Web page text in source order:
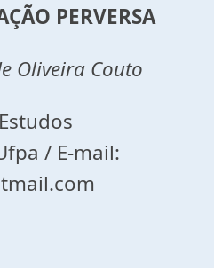
PERVERSA
Oliveira Couto
/ E-mail: